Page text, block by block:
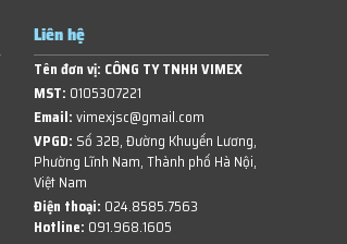
Liên hệ
Tên đơn vị: CÔNG TY TNHH VIMEX
MST: 0105307221
Email:vimexjsc@gmail.com
VPGD: Số 32B, Đường Khuyến Lương,
Phường Lĩnh Nam, Thành phố Hà Nội,
Việt Nam
Điện thoại: 024.8585.7563
Hotline: 091.968.1605